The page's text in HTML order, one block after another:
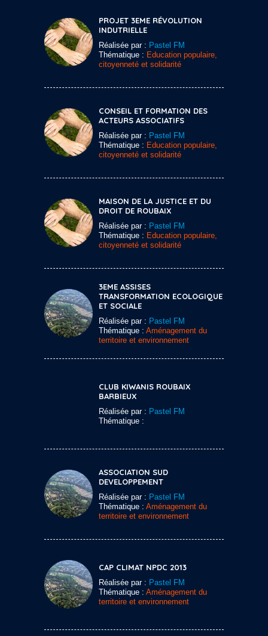
PROJET 3EME RÉVOLUTION
INDUTRIELLE
Réalisée par : Pastel FM
Thématique : Education populaire,
citoyenneté et solidarité
CONSEIL ET FORMATION DES
ACTEURS ASSOCIATIFS
Réalisée par : Pastel FM
Thématique : Education populaire,
citoyenneté et solidarité
MAISON DE LA JUSTICE ET DU
DROIT DE ROUBAIX
Réalisée par : Pastel FM
Thématique : Education populaire,
citoyenneté et solidarité
3EME ASSISES
TRANSFORMATION ECOLOGIQUE
ET SOCIALE
Réalisée par : Pastel FM
Thématique : Aménagement du
territoire et environnement
CLUB KIWANIS ROUBAIX
BARBIEUX
Réalisée par : Pastel FM
Thématique :
ASSOCIATION SUD
DEVELOPPEMENT
Réalisée par : Pastel FM
Thématique : Aménagement du
territoire et environnement
CAP CLIMAT NPDC 2013
Réalisée par : Pastel FM
Thématique : Aménagement du
territoire et environnement